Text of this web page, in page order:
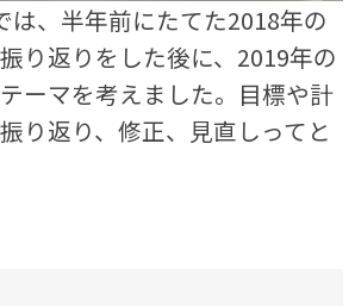
は、半年前にたてた2018年の
り返りをした後に、2019年の
ーマを考えました。目標や計
り返り、修正、見直しってと